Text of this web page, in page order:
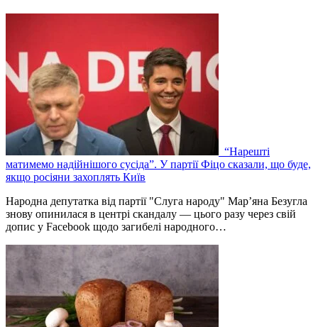
“Нарешті
матимемо надійнішого сусіда”. У партії Фіцо сказали, що буде,
якщо росіяни захоплять Київ
Народна депутатка від партії "Слуга народу" Мар’яна Безугла
знову опинилася в центрі скандалу — цього разу через свій
допис у Facebook щодо загибелі народного…